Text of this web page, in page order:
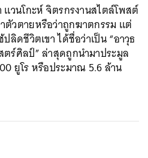
วนโกะห์ จิตรกรงานสไตล์โพสต์
วตายหรือว่าถูกฆาตกรรม แต่
ลิดชีวิตเขา ได้ชื่อว่าเป็น “อาวุธ
ร์ศิลป์” ล่าสุดถูกนำมาประมูล
ยูโร หรือประมาณ 5.6 ล้าน